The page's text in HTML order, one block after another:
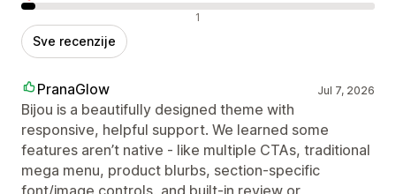
Negativne recenzije 1
Sve recenzije
PranaGlow Jul 7, 2026
Bijou is a beautifully designed theme with
responsive, helpful support. We learned some
features aren’t native - like multiple CTAs, traditional
mega menu, product blurbs, section‑specific
font/image controls, and built‑in review or